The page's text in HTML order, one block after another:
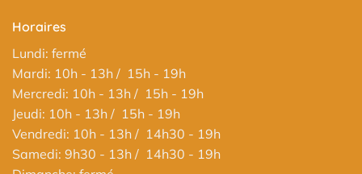
Horaires
Lundi: fermé
Mardi: 10h - 13h / 15h - 19h
Mercredi: 10h - 13h / 15h - 19h
Jeudi: 10h - 13h / 15h - 19h
Vendredi: 10h - 13h / 14h30 - 19h
Samedi: 9h30 - 13h / 14h30 - 19h